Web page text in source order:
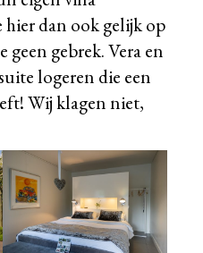
hier dan ook gelijk op
geen gebrek. Vera en
logeren die een
Wij klagen niet,